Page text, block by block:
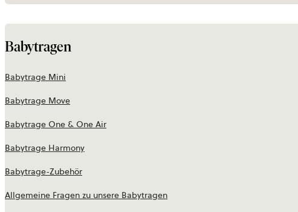
Babytragen
Babytrage Mini
Babytrage Move
Babytrage One & One Air
Babytrage Harmony
Babytrage-Zubehör
Allgemeine Fragen zu unsere Babytragen